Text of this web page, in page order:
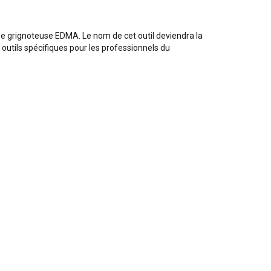
grignoteuse EDMA. Le nom de cet outil deviendra la
spécifiques pour les professionnels du